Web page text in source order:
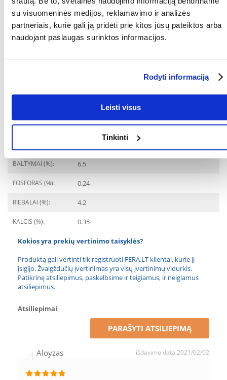
su visuomeninės medijos, reklamavimo ir analizės
partneriais, kurie gali ją pridėti prie kitos jūsų pateiktos arba
naudojant paslaugas surinktos informacijos.
Rodyti informaciją
Leisti visus
Tinkinti
encefalopatija
Kepenų ligos
Kepenų uždegimas
Portosisteminis šuntas
12 mėnesių
BALTYMAI (%): 6.5
FOSFORAS (%): 0.24
RIEBALAI (%): 4.2
KALCIS (%): 0.35
Kokios yra prekių vertinimo taisyklės?
Produktą gali vertinti tik registruoti FERA.LT klientai, kurie jį
įsigijo. Žvaigždučių įvertinimas yra visų įvertinimų vidurkis.
Patikrinę atsiliepimus, paskelbsime ir teigiamus, ir neigiamus
atsiliepimus.
Atsiliepimai
PARAŠYTI ATSILIEPIMĄ
Aloyzas išdavimo data 2021/02/02